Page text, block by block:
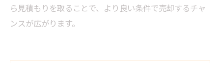
ら見積もりを取ることで、より良い条件で売却するチャ
ンスが広がります。